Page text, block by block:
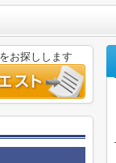
お探しします